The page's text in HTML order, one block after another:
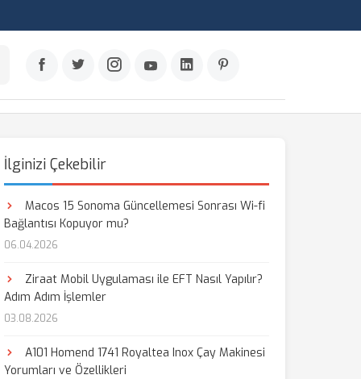
İlginizi Çekebilir
Macos 15 Sonoma Güncellemesi Sonrası Wi-fi
Bağlantısı Kopuyor mu?
06.04.2026
Ziraat Mobil Uygulaması ile EFT Nasıl Yapılır?
Adım Adım İşlemler
03.08.2026
A101 Homend 1741 Royaltea Inox Çay Makinesi
Yorumları ve Özellikleri